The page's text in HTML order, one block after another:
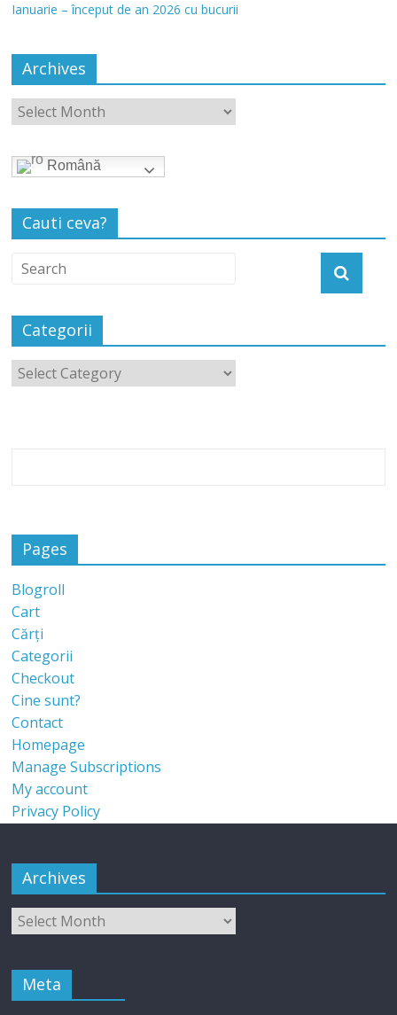
Ianuarie – început de an 2026 cu bucurii
Archives
Română
Cauti ceva?
Categorii
Pages
Blogroll
Cart
Cărți
Categorii
Checkout
Cine sunt?
Contact
Homepage
Manage Subscriptions
My account
Privacy Policy
Archives
Meta